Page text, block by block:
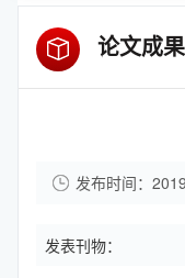
论文成果
发布时间：
发表刊物：